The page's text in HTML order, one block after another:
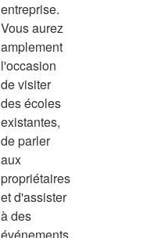
entreprise.
Vous aurez
amplement
l'occasion
de visiter
des écoles
existantes,
de parler
aux
propriétaires
et d'assister
à des
événements